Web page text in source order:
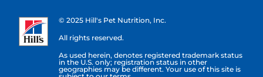
© 2025 Hill's Pet Nutrition, Inc.
All rights reserved.
As used herein, denotes registered trademark status
in the U.S. only; registration status in other
geographies may be different. Your use of this site is